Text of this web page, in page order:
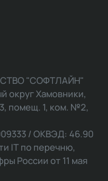
"СОФТЛАЙН"
округ Хамовники,
3, помещ. 1, ком. №2,
/ ОКВЭД: 46.90
IT по перечню,
России от 11 мая